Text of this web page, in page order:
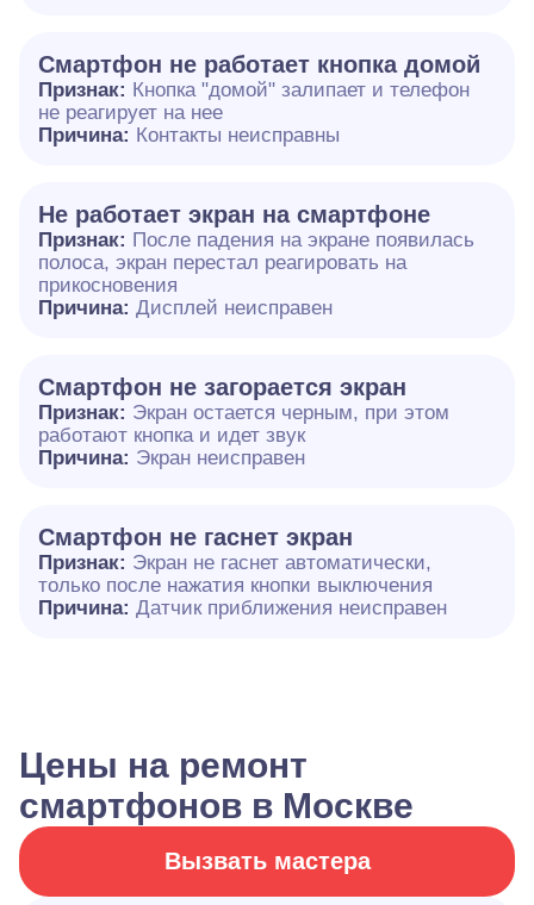
Смартфон не работает кнопка домой
Признак: Кнопка "домой" залипает и телефон
не реагирует на нее
Причина: Контакты неисправны
Не работает экран на смартфоне
Признак: После падения на экране появилась
полоса, экран перестал реагировать на
прикосновения
Причина: Дисплей неисправен
Смартфон не загорается экран
Признак: Экран остается черным, при этом
работают кнопка и идет звук
Причина: Экран неисправен
Смартфон не гаснет экран
Признак: Экран не гаснет автоматически,
только после нажатия кнопки выключения
Причина: Датчик приближения неисправен
Цены на ремонт
смартфонов в Москве
Вызвать мастера